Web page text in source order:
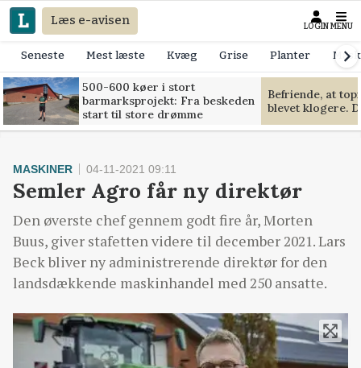
Læs e-avisen LOGIN MENU
Seneste Mest læste Kvæg Grise Planter
500-600 køer i stort
barmarksprojekt: Fra beskeden
start til store drømme
Befriende, at
blevet klogere.
MASKINER 04-11-2021 09:11
Semler Agro får ny direktør
Den øverste chef gennem godt fire år, Morten
Buus, giver stafetten videre til december 2021. Lars
Beck bliver ny administrerende direktør for den
landsdækkende maskinhandel med 250 ansatte.